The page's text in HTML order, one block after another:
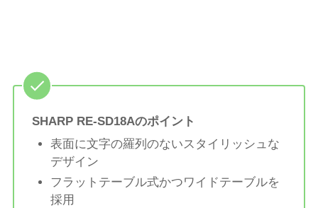
SHARP RE-SD18Aのポイント
表面に文字の羅列のないスタイリッシュな
デザイン
フラットテーブル式かつワイドテーブルを
採用